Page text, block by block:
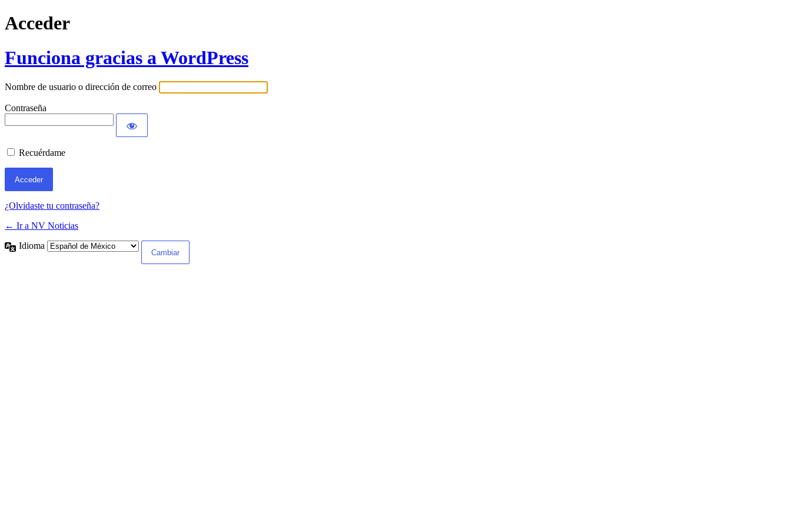
Acceder
Funciona gracias a WordPress
Nombre de usuario o dirección de correo
Contraseña
Recuérdame
¿Olvidaste tu contraseña?
← Ir a NV Noticias
Idioma